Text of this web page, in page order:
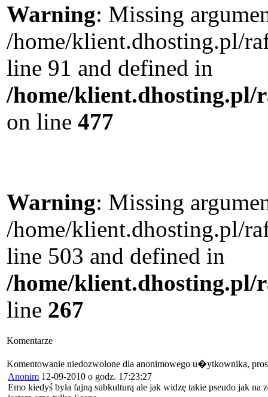
Warning: Missing
/home/klient.dhosting.pl/
line 91 and defined in
/home/klient.dhosting.pl/
on line 477
Warning: Missing
/home/klient.dhosting.pl/
line 503 and defined in
/home/klient.dhosting.pl/
line 267
Komentarze
Komentowanie niedozwolone dla anonimowego u�ytkownika,
Anonim 12-09-2010 o godz. 17:23:27
Emo kiedyś była fajną subkulturą ale jak widzę takie pseudo jak